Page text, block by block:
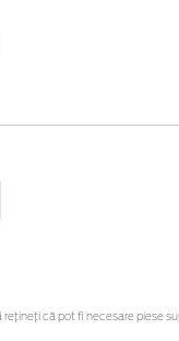
că pot fi necesare piese